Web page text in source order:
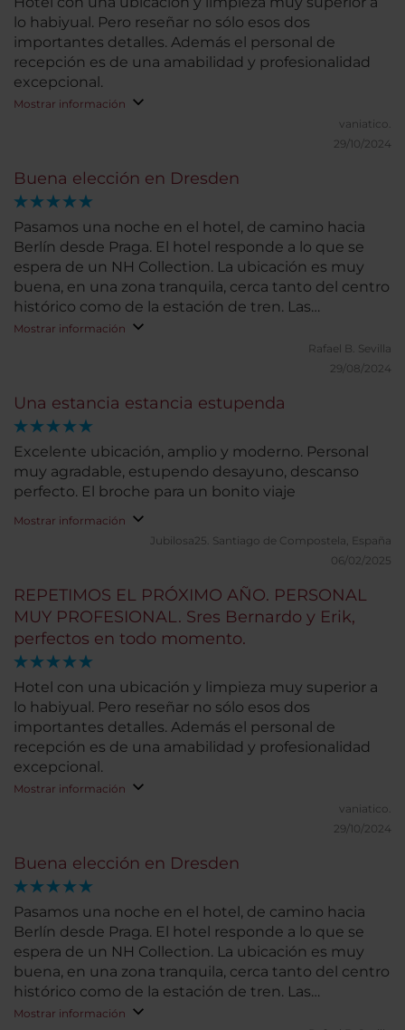
lo habiyual. Pero reseñar no sólo esos dos
importantes detalles. Además el personal de
recepción es de una amabilidad y profesionalidad
excepcional.
Mostrar información
vaniatico.
29/10/2024
Buena elección en Dresden
Pasamos una noche en el hotel, de camino hacia
Berlín desde Praga. El hotel responde a lo que se
espera de un NH Collection. La ubicación es muy
buena, en una zona tranquila, cerca tanto del centro
histórico como de la estación de tren. Las
habitaciones son amplias y muy confortables. Las
dos habitaciones que ocupamos tenían bañera,
aunque habríamos preferido ducha. El bufé de
estancia fue muy corta, por lo que no podemos
valorar otros servicios.
Mostrar información
Rafael B. Sevilla
29/08/2024
Una estancia estancia estupenda
Excelente ubicación, amplio y moderno. Personal
muy agradable, estupendo desayuno, descanso
perfecto. El broche para un bonito viaje
Mostrar información
Jubilosa25. Santiago de Compostela, España
06/02/2025
REPETIMOS EL PRÓXIMO AÑO. PERSONAL
MUY PROFESIONAL. Sres Bernardo y Erik,
perfectos en todo momento.
Hotel con una ubicación y limpieza muy superior a
lo habiyual. Pero reseñar no sólo esos dos
importantes detalles. Además el personal de
recepción es de una amabilidad y profesionalidad
excepcional.
Mostrar información
vaniatico.
29/10/2024
Buena elección en Dresden
Pasamos una noche en el hotel, de camino hacia
Berlín desde Praga. El hotel responde a lo que se
espera de un NH Collection. La ubicación es muy
buena, en una zona tranquila, cerca tanto del centro
histórico como de la estación de tren. Las
habitaciones son amplias y muy confortables. Las
Mostrar información